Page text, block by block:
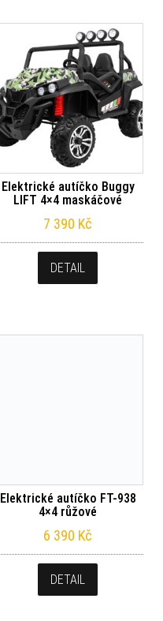
Elektrické autíčko Buggy
LIFT 4×4 maskáčové
7 390 Kč
DETAIL
Elektrické autíčko FT-938
4×4 růžové
6 390 Kč
DETAIL